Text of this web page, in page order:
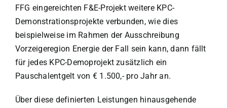
FFG eingereichten F&E-Projekt weitere KPC-
Demonstrationsprojekte verbunden, wie dies
beispielweise im Rahmen der Ausschreibung
Vorzeigeregion Energie der Fall sein kann, dann fällt
für jedes KPC-Demoprojekt zusätzlich ein
Pauschalentgelt von € 1.500,- pro Jahr an.
Über diese definierten Leistungen hinausgehende